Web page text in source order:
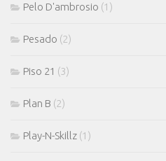
Pelo D'ambrosio (1)
Pesado (2)
Piso 21 (3)
Plan B (2)
Play-N-Skillz (1)